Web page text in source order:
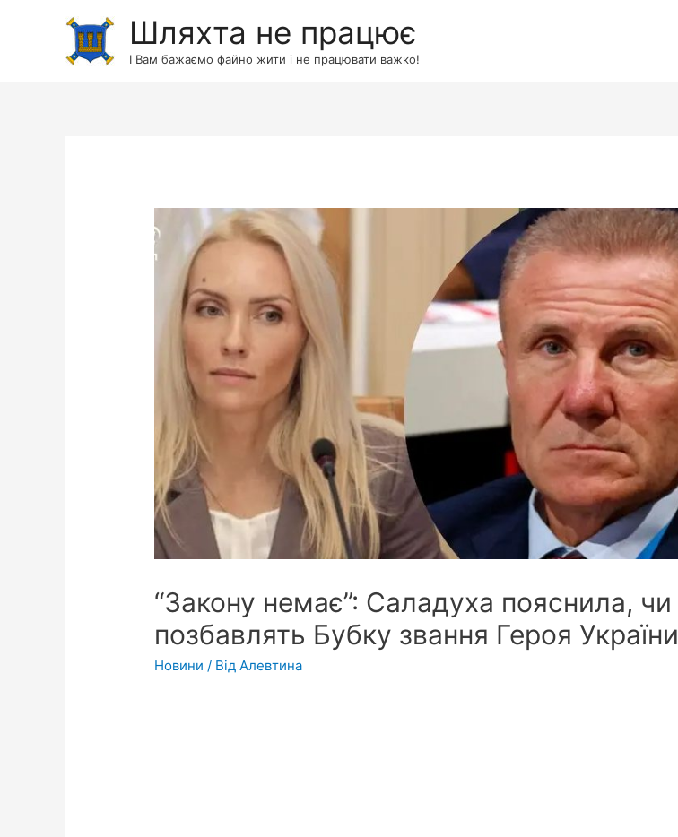
Шляхта не працює
І Вам бажаємо файно жити і не працювати важко!
“Закону немає”: Саладуха пояснила, чи
позбавлять Бубку звання Героя України
Новини / Від Алевтина